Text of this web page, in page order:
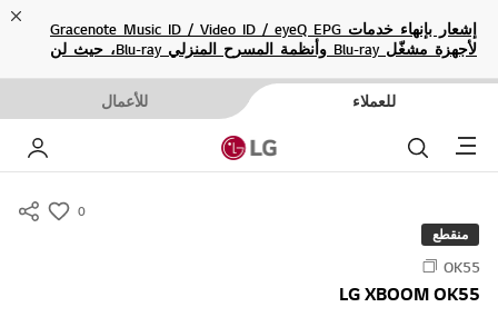
إشعار بإنهاء خدمات Gracenote Music ID / Video ID / eyeQ EPG
لأجهزة مشغّل Blu-ray وأنظمة المسرح المنزلي Blu-ray، حيث لن
للعملاء للأعمال
Menu
0
منقطع
OK55
LG XBOOM OK55